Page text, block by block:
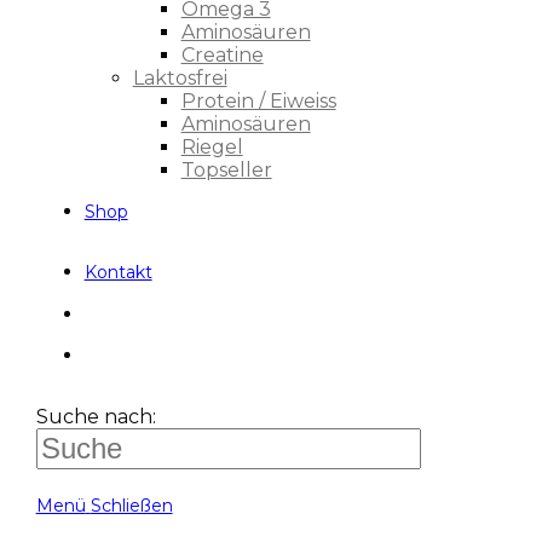
Omega 3
Aminosäuren
Creatine
Laktosfrei
Protein / Eiweiss
Aminosäuren
Riegel
Topseller
Shop
Kontakt
Suche nach:
Menü Schließen